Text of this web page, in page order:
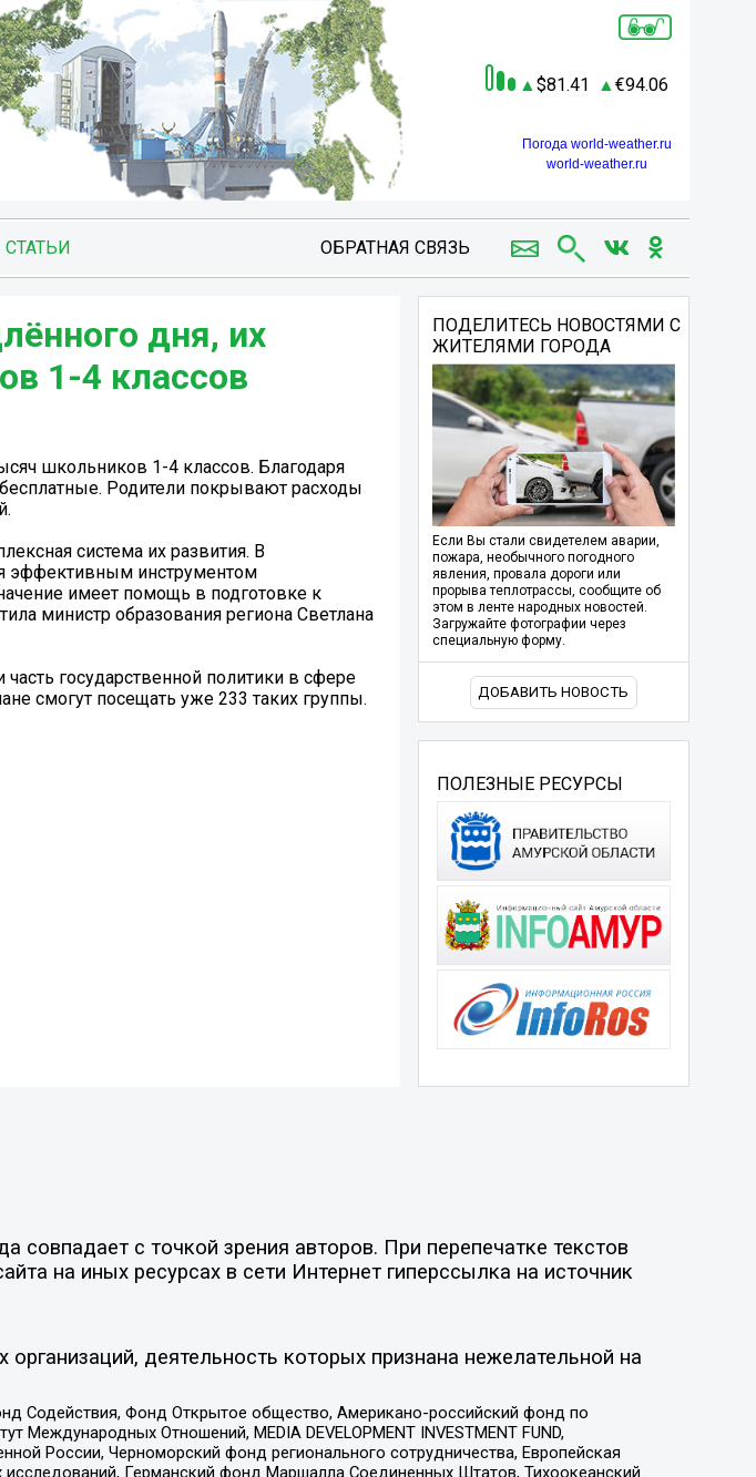
81.41 94.06
Погода world-weather.ru
world-weather.ru
СТАТЬИ ОБРАТНАЯ СВЯЗЬ
дня, их
1-4 классов
школьников 1-4 классов. Благодаря
Родители покрывают расходы
система их развития. В
эффективным инструментом
имеет помощь в подготовке к
министр образования региона Светлана
государственной политики в сфере
смогут посещать уже 233 таких группы.
ПОДЕЛИТЕСЬ НОВОСТЯМИ С
ЖИТЕЛЯМИ ГОРОДА
Если Вы стали свидетелем аварии,
пожара, необычного погодного
явления, провала дороги или
прорыва теплотрассы, сообщите об
этом в ленте народных новостей.
Загружайте фотографии через
специальную форму.
ДОБАВИТЬ НОВОСТЬ
ПОЛЕЗНЫЕ РЕСУРСЫ
с точкой зрения авторов. При перепечатке текстов
на иных ресурсах в сети Интернет гиперссылка на источник
деятельность которых признана нежелательной на
Содействия, Фонд Открытое общество, Американо-российский фонд по
Отношений, MEDIA DEVELOPMENT INVESTMENT FUND,
России, Черноморский фонд регионального сотрудничества, Европейская
Германский фонд Маршалла Соединенных Штатов, Тихоокеанский